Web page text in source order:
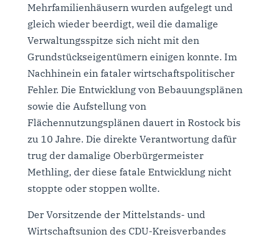
Mehrfamilienhäusern wurden aufgelegt und
gleich wieder beerdigt, weil die damalige
Verwaltungsspitze sich nicht mit den
Grundstückseigentümern einigen konnte. Im
Nachhinein ein fataler wirtschaftspolitischer
Fehler. Die Entwicklung von Bebauungsplänen
sowie die Aufstellung von
Flächennutzungsplänen dauert in Rostock bis
zu 10 Jahre. Die direkte Verantwortung dafür
trug der damalige Oberbürgermeister
Methling, der diese fatale Entwicklung nicht
stoppte oder stoppen wollte.
Der Vorsitzende der Mittelstands- und
Wirtschaftsunion des CDU-Kreisverbandes